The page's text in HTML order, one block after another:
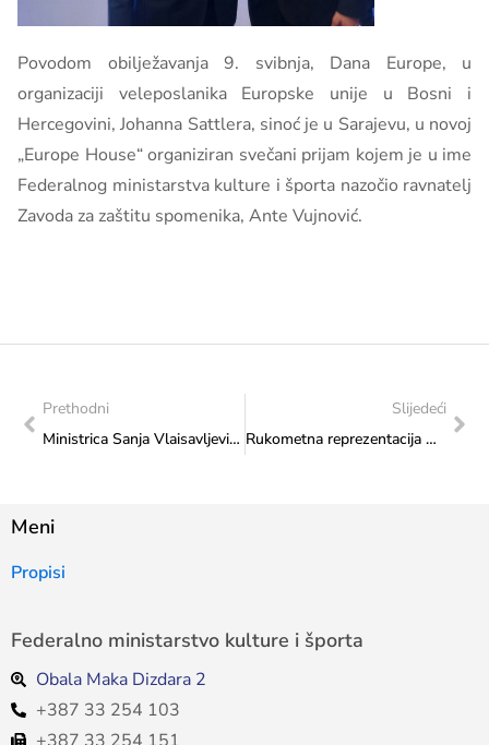
Povodom obilježavanja 9. svibnja, Dana Europe, u
organizaciji veleposlanika Europske unije u Bosni i
Hercegovini, Johanna Sattlera, sinoć je u Sarajevu, u novoj
„Europe House“ organiziran svečani prijam kojem je u ime
Federalnog ministarstva kulture i športa nazočio ravnatelj
Zavoda za zaštitu spomenika, Ante Vujnović.
Prethodni
Ministrica Sanja Vlaisavljević i akademska umjetnica Hanna Dujmović: Nadvladajmo birokratske probleme i olakšajmo umjetnicima profesionalan rad
Slijedeći
Rukometna reprezentacija Bosne i Hercegovine dobila protivnike na Europskom prvenstvu: Sretno rukometnim Zmajevima
Meni
Propisi
Federalno ministarstvo kulture i športa
Obala Maka Dizdara 2
+387 33 254 103